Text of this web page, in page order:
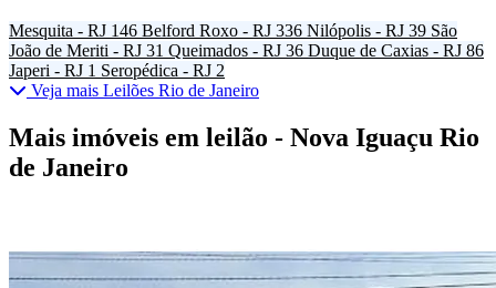
Mesquita - RJ 146 Belford Roxo - RJ 336 Nilópolis - RJ 39 São
João de Meriti - RJ 31 Queimados - RJ 36 Duque de Caxias - RJ 86
Japeri - RJ 1 Seropédica - RJ 2
Veja mais Leilões Rio de Janeiro
Mais imóveis em leilão - Nova Iguaçu Rio
de Janeiro